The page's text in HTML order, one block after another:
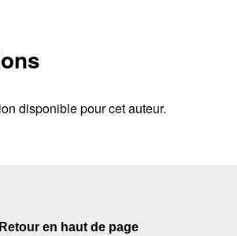
disponible pour cet auteur.
Retour en haut de page